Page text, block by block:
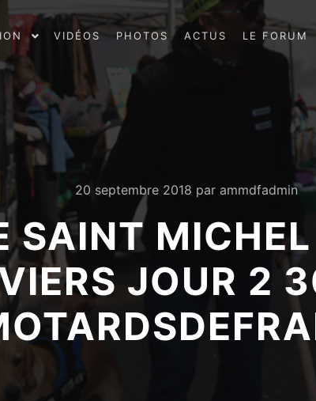
VIDÉOS PHOTOS ACTUS LE FORUM
20 septembre 2018 par ammdfadmin
SAINT
JOUR 2